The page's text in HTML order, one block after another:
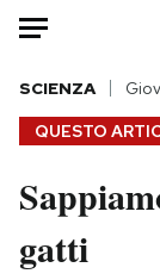
HOME
Italia
Politica
QUESTO
SCIENZA
gatti